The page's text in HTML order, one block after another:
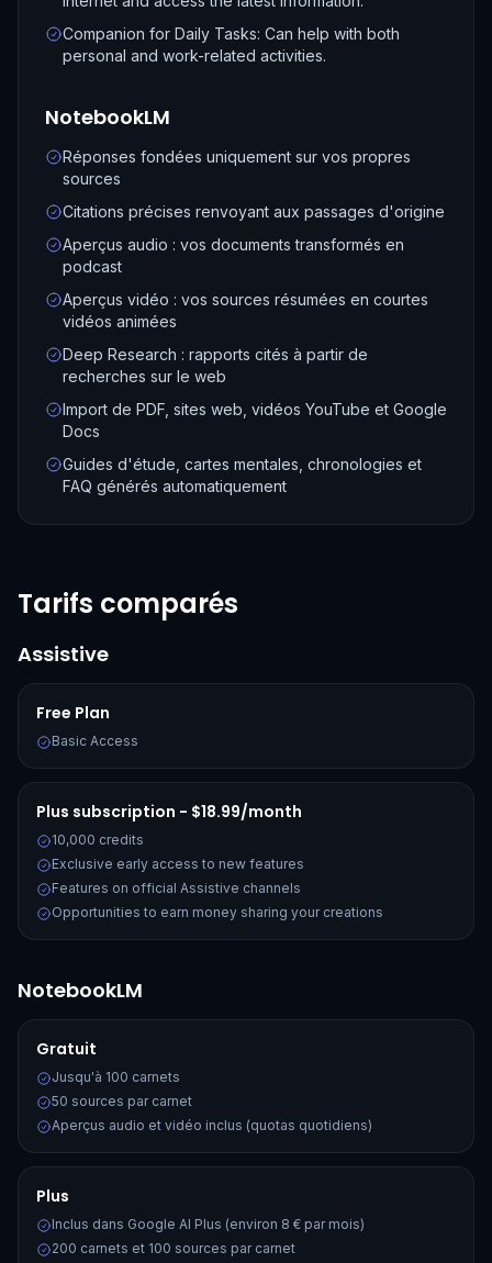
Companion for Daily Tasks: Can help with both
personal and work-related activities.
NotebookLM
Réponses fondées uniquement sur vos propres
sources
Citations précises renvoyant aux passages d'origine
Aperçus audio : vos documents transformés en
podcast
Aperçus vidéo : vos sources résumées en courtes
vidéos animées
Deep Research : rapports cités à partir de
recherches sur le web
Import de PDF, sites web, vidéos YouTube et Google
Docs
Guides d'étude, cartes mentales, chronologies et
FAQ générés automatiquement
Tarifs comparés
Assistive
Free Plan
Basic Access
Plus subscription - $18.99/month
10,000 credits
Exclusive early access to new features
Features on official Assistive channels
Opportunities to earn money sharing your creations
NotebookLM
Gratuit
Jusqu'à 100 carnets
50 sources par carnet
Aperçus audio et vidéo inclus (quotas quotidiens)
Plus
Inclus dans Google AI Plus (environ 8 € par mois)
200 carnets et 100 sources par carnet